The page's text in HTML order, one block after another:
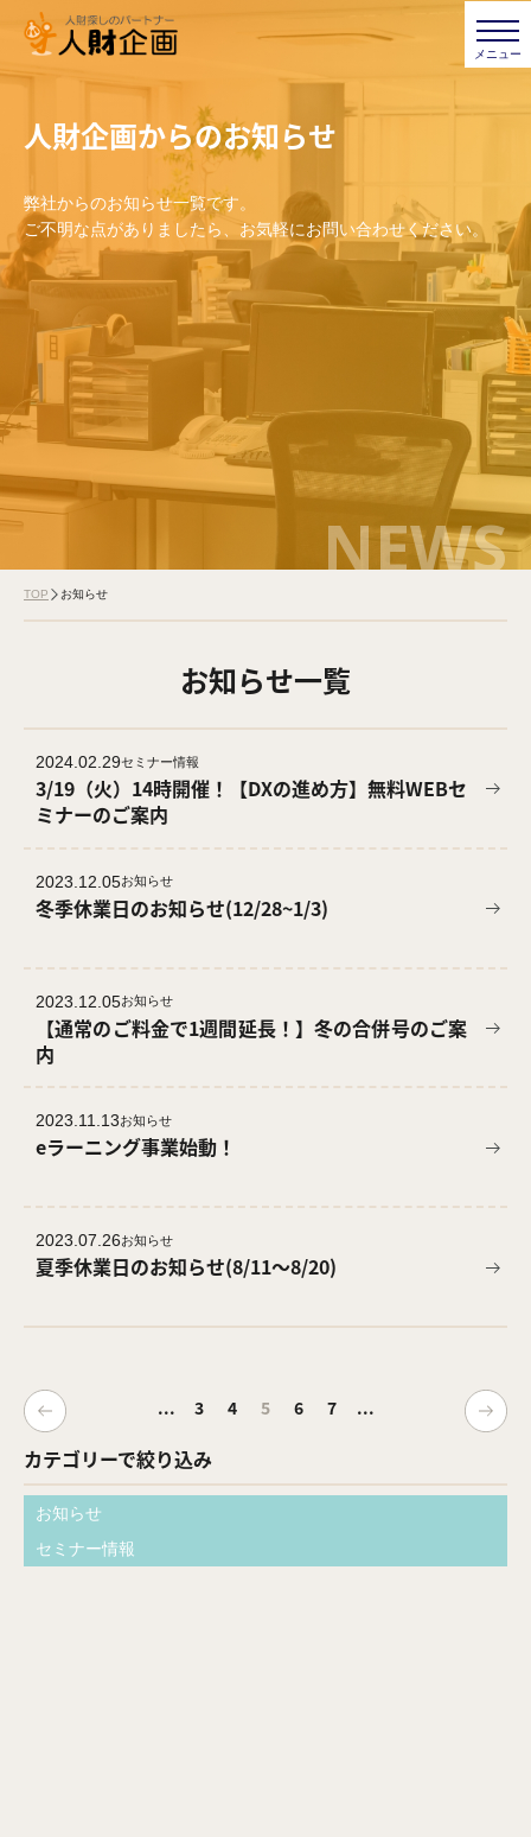
人財企画からのお知らせ
弊社からのお知らせ一覧です。
ご不明な点がありましたら、お気軽にお問い合わせください。
NEWS
TOP お知らせ
お知らせ一覧
カテゴリーで絞り込み
お知らせ
セミナー情報
2024.02.29セミナー情報
3/19（火）14時開催！【DXの進め方】無料WEBセ
ミナーのご案内
2023.12.05お知らせ
冬季休業日のお知らせ(12/28~1/3)
2023.12.05お知らせ
【通常のご料金で1週間延長！】冬の合併号のご案
内
2023.11.13お知らせ
eラーニング事業始動！
2023.07.26お知らせ
夏季休業日のお知らせ(8/11〜8/20)
... 3 4 5 6 7 ...